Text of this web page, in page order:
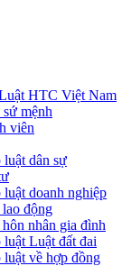
HTC Việt Nam
mệnh
viên
dân sự
doanh nghiệp
động
nhân gia đình
Luật đất đai
về hợp đồng